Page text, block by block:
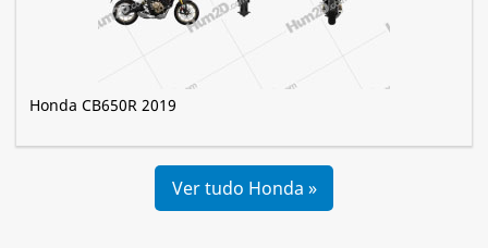
Honda CB650R 2019
Ver tudo Honda »